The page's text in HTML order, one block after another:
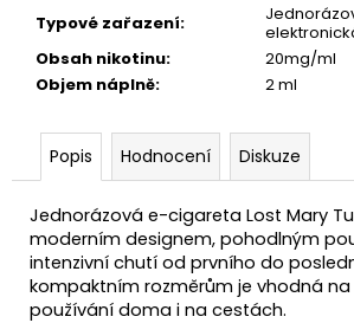
Typové zařazení:
Obsah nikotinu:
20mg/ml
Objem náplně: 2 ml
Popis Hodnocení Diskuze
Jednorázová e-cigareta Lost Mary
moderním designem, pohodlným
intenzivní chutí od prvního do
kompaktním rozměrům je vhodná
používání doma i na cestách.
79
Kč
Původně:
169
Kč